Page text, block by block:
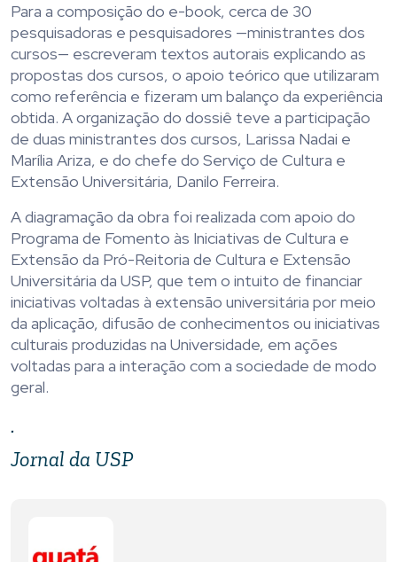
Para a composição do e-book, cerca de 30
pesquisadoras e pesquisadores —ministrantes dos
cursos— escreveram textos autorais explicando as
propostas dos cursos, o apoio teórico que utilizaram
como referência e fizeram um balanço da experiência
obtida. A organização do dossiê teve a participação
de duas ministrantes dos cursos, Larissa Nadai e
Marília Ariza, e do chefe do Serviço de Cultura e
Extensão Universitária, Danilo Ferreira.
A diagramação da obra foi realizada com apoio do
Programa de Fomento às Iniciativas de Cultura e
Extensão da Pró-Reitoria de Cultura e Extensão
Universitária da USP, que tem o intuito de financiar
iniciativas voltadas à extensão universitária por meio
da aplicação, difusão de conhecimentos ou iniciativas
culturais produzidas na Universidade, em ações
voltadas para a interação com a sociedade de modo
geral.
.
Jornal da USP